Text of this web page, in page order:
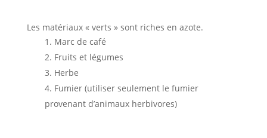
Les matériaux « verts » sont riches en azote.
Marc de café
Fruits et légumes
Herbe
Fumier (utiliser seulement le fumier
provenant d’animaux herbivores)